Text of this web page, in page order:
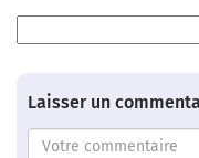
Laisser un